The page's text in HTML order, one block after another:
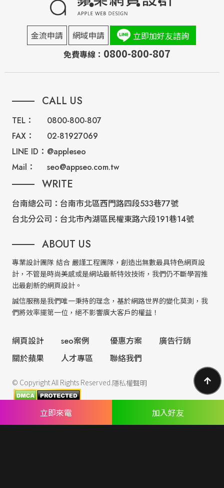
金流申請 網域申請
立即加好友諮詢
免費專線： 0800-800-807
CALL US
TEL：
0800-800-807
FAX：
02-81927069
LINE ID： @appleseo
Mail：
seo@appseo.com.tw
WRITE
台南總公司： 台南市北區西門路四段533巷77號
台北分公司： 台北市內湖區民權東路六段191巷14號
ABOUT US
專業設計團隊 結合 嚴謹工程團隊，創造出無數最具特色網頁設
計，不管是時尚美感或是網站最新特效技術，我們仍不斷學習推
出最創新的網頁設計。
誠信服務是我們唯一秉持的理念，基於網路世界的變化莫測，我
們將效率擺第一位，絕不影響廣大客戶的權益！
網頁設計 seo案例 優惠方案
廣告行銷
關於蘋果
人才專區 聯絡我們
© Copyright All Rights Reserved.隱私權聲明
立即來電 加入好友